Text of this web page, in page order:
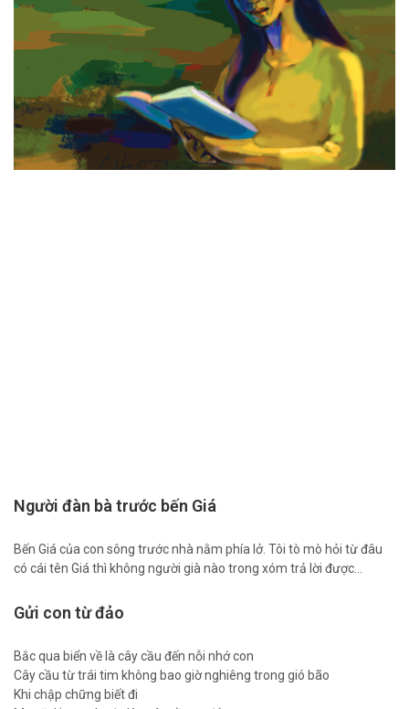
Người đàn bà trước bến Giá
Bến Giá của con sông trước nhà nằm phía lở. Tôi tò mò hỏi từ đâu
có cái tên Giá thì không người già nào trong xóm trả lời được…
Gửi con từ đảo
Bắc qua biển về là cây cầu đến nỗi nhớ con
Cây cầu từ trái tim không bao giờ nghiêng trong gió bão
Khi chập chững biết đi